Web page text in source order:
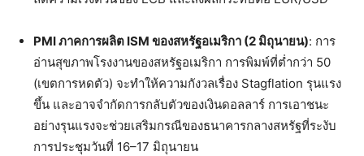
PMI ภาคการผลิต ISM ของสหรัฐอเมริกา (2 มิถุนายน): การ
อ่านสุขภาพโรงงานของสหรัฐอเมริกา การพิมพ์ที่ต่ำกว่า 50
(เขตการหดตัว) จะทำให้ความกังวลเรื่อง Stagflation รุนแรง
ขึ้น และอาจจำกัดการกลับตัวของเงินดอลลาร์ การเอาชนะ
อย่างรุนแรงจะช่วยเสริมกรณีของธนาคารกลางสหรัฐที่ระงับ
การประชุมวันที่ 16–17 มิถุนายน